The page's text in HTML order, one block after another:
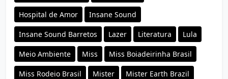
Hospital de Amor Insane Sound
Insane Sound Barretos Lazer Literatura Lula
Meio Ambiente Miss Miss Boiadeirinha Brasil
Miss Rodeio Brasil Mister Mister Earth Brazil